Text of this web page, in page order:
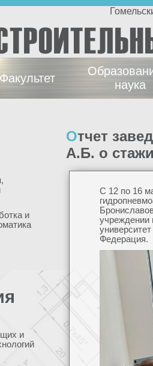
Гомельский государственный технический университет
наука
Отчет заведующего кафедрой НГР и ГПА, профессора Невзоровой
А.Б. о
С 12 по 16
учреждении
Федерация.
и
и